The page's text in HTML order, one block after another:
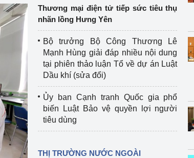
an toàn lao
quản lý của
Thương mại điện tử tiếp sức tiêu thụ
nhãn lồng Hưng Yên
Bộ trưởng Bộ Công Thương Lê
Mạnh Hùng giải đáp nhiều nội dung
tại phiên thảo luận Tổ về dự án Luật
Dầu khí (sửa đổi)
Ủy ban Cạnh tranh Quốc gia phổ
biến Luật Bảo vệ quyền lợi người
tiêu dùng
THỊ TRƯỜNG NƯỚC NGOÀI